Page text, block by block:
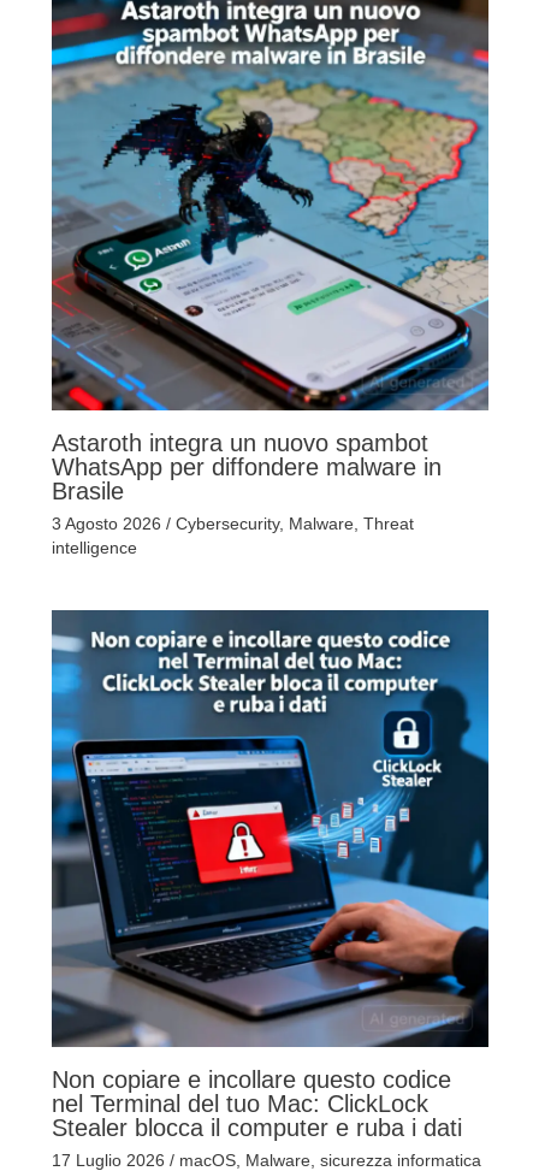
Astaroth integra un nuovo spambot
WhatsApp per diffondere malware in
Brasile
3 Agosto 2026 / Cybersecurity, Malware, Threat
intelligence
Non copiare e incollare questo codice
nel Terminal del tuo Mac: ClickLock
Stealer blocca il computer e ruba i dati
17 Luglio 2026 / macOS, Malware, sicurezza informatica